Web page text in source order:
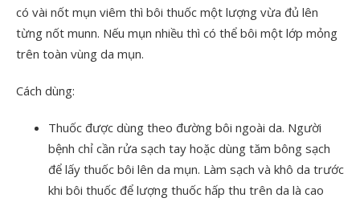
có vài nốt mụn viêm thì bôi thuốc một lượng vừa đủ lên
từng nốt munn. Nếu mụn nhiều thì có thể bôi một lớp mỏng
trên toàn vùng da mụn.
Cách dùng:
Thuốc được dùng theo đường bôi ngoài da. Người
bệnh chỉ cần rửa sạch tay hoặc dùng tăm bông sạch
để lấy thuốc bôi lên da mụn. Làm sạch và khô da trước
khi bôi thuốc để lượng thuốc hấp thu trên da là cao